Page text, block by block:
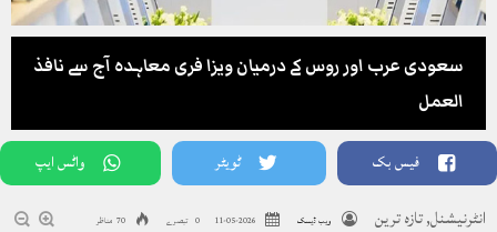
سعودی عرب اور روس کے درمیان ویزا فری معاہدہ آج سے نافذ
العمل
فیس بک ٹویٹر واٹس ایپ
انٹرنیشنل,تازہ ترین ویب ڈیسک 2026-05-11 0 تبصرے 70 مناظر